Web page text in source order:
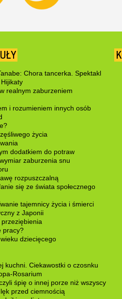
Chora tancerka. Spektakl
realnym zaburzeniem
i rozumieniem innych osób
życia
dodatkiem do potraw
zaburzenia snu
rozpuszczalną
się ze świata społecznego
tajemnicy życia i śmierci
z Japonii
pracy?
dziecięcego
kuchni. Ciekawostki o czosnku
Rosarium
śpię o innej porze niż wszyscy
przed ciemnością